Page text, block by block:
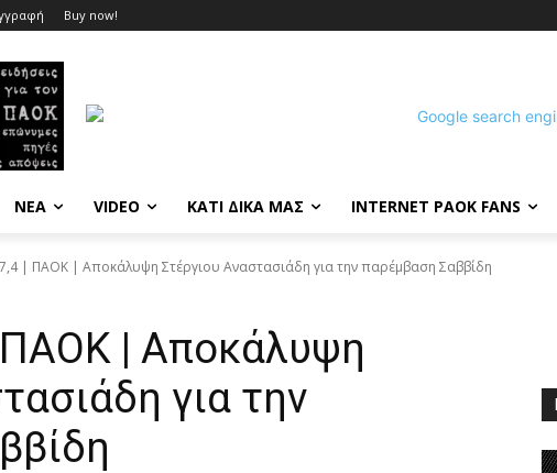
Buy now!
ΝΕΑ VIDEO ΚΑΤΙ ΔΙΚΑ ΜΑΣ INTERNET PAOK FANS
| ΠΑΟΚ | Αποκάλυψη Στέργιου Αναστασιάδη για την παρέμβαση Σαββίδη
ΠΑΟΚ | Αποκάλυψη
για την